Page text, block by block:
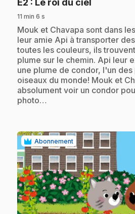
E2 : Le roi du ciel
11 min 6 s
.Mouk et Chavapa sont dans
leur amie Api à transporter
toutes les couleurs, ils
plume sur le chemin. Api leur
une plume de condor, l'un des
oiseaux du monde! Mouk et
absolument voir un condor
photo…
Abonnement